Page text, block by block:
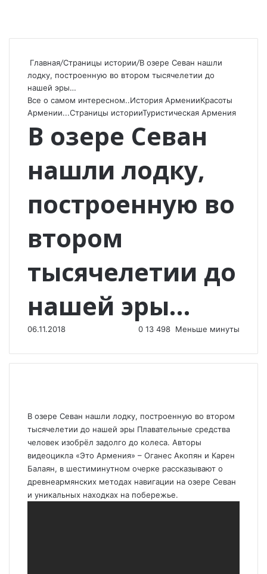
Главная/Страницы истории/В озере Севан нашли
лодку, построенную во втором тысячелетии до
нашей эры…
Все о самом интересном..История АрменииКрасоты
Армении...Страницы историиТуристическая Армения
В озере Севан
нашли лодку,
построенную во
втором
тысячелетии до
нашей эры…
06.11.2018 0 13 498 Меньше минуты
В озере Севан нашли лодку, построенную во втором
тысячелетии до нашей эры Плавательные средства
человек изобрёл задолго до колеса. Авторы
видеоцикла «Это Армения» – Оганес Акопян и Карен
Балаян, в шестиминутном очерке рассказывают о
древнеармянских методах навигации на озере Севан
и уникальных находках на побережье.